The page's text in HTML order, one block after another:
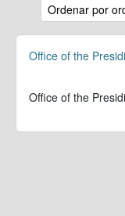
Ordenar por
Office of the
Office of the